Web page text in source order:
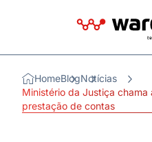
HomeBlogNotícias
Ministério da Justiça
prestação de contas